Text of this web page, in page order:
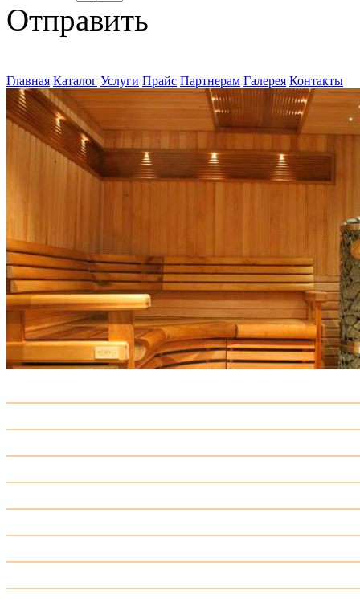
Отправить
Главная Каталог Услуги Прайс Партнерам Галерея Контакты